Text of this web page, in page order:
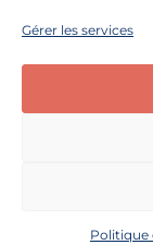
Gérer les services
Politique
E-